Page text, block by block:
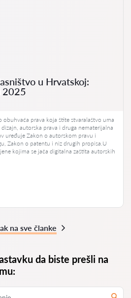
u Hrvatskoj:
2025
prava koja štite stvaralaštvo uma
autorska prava i druga nematerijalna
uređuje Zakon o autorskom pravu i
Zakon o patentu i niz drugih propisa.U
kojima se jača digitalna zaštita autorskih
na sve članke
da biste prešli na